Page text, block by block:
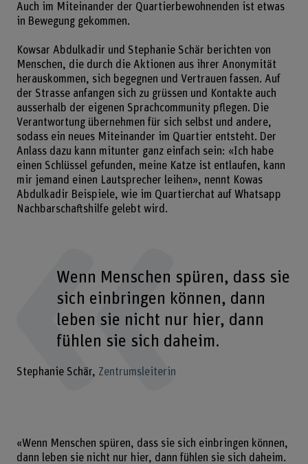
Auch im Miteinander der Quartierbewohnenden ist etwas
in Bewegung gekommen.
Kowsar Abdulkadir und Stephanie Schär berichten von
Menschen, die durch die Aktionen aus ihrer Anonymität
herauskommen, sich begegnen und Vertrauen fassen. Auf
der Strasse anfangen sich zu grüssen und Kontakte auch
ausserhalb der eigenen Sprachcommunity pflegen. Die
Verantwortung übernehmen für sich selbst und andere,
sodass ein neues Miteinander im Quartier entsteht. Der
Anlass dazu kann mitunter ganz einfach sein: «Ich habe
einen Schlüssel gefunden, meine Katze ist entlaufen, kann
mir jemand einen Lautsprecher leihen», nennt Kowas
Abdulkadir Beispiele, wie im Quartierchat auf Whatsapp
Nachbarschaftshilfe gelebt wird.
Wenn Menschen spüren, dass sie
sich einbringen können, dann
leben sie nicht nur hier, dann
fühlen sie sich daheim.
Stephanie Schär Zentrumsleiterin
«Wenn Menschen spüren, dass sie sich einbringen können,
dann leben sie nicht nur hier, dann fühlen sie sich daheim.